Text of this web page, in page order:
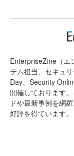
EnterpriseZine（エ
テム担当、セキュ
Day、Security
開催しております
ドや最新事例を網
好評を得ています。